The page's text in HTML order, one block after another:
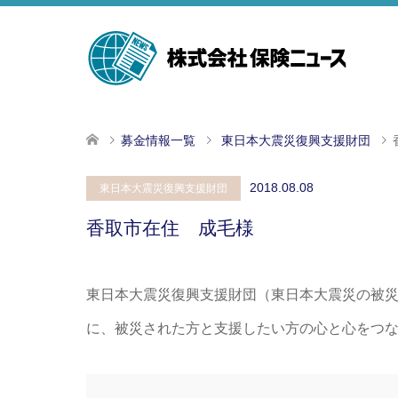
募金情報一覧 東日本大震災復興支援財団
東日本大震災復興支援財団 2018.08.08
香取市在住 成毛様
東日本大震災復興支援財団（東日本大震災の被
に、被災された方と支援したい方の心と心をつ